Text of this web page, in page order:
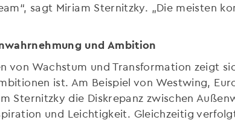
sagt Miriam Sternitzky. „Die meisten
und Ambition
von Wachstum und Transformation zeigt
ist. Am Beispiel von Westwing,
Sternitzky die Diskrepanz zwischen
und Leichtigkeit. Gleichzeitig